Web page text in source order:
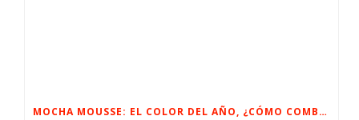
MOCHA MOUSSE: EL COLOR DEL AÑO, ¿CÓMO COMBINARLO?